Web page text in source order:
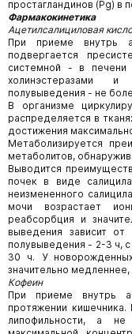
простагландинов (Pg) в
Фармакокинетика
Ацетилсалициловая
При приеме внутрь
подвергается
системной - в печени
холинэстеразами и
полувыведения - не
В организме
распределяет­ся в
достижения
Метаболизируется
метаболи­тов,
Выводится
почек в виде
неизмененного
мочи возрастает
реабсорбция и
выведения зависит
полувыведения - 2-3 ч,
30 ч. У
значительно медленнее,
Кофеин
При приеме внутрь
протяжении
липофильности, а не